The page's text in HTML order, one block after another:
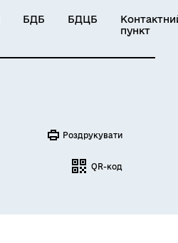
БДБ БДЦБ
пункт
Роздрукувати
QR-код